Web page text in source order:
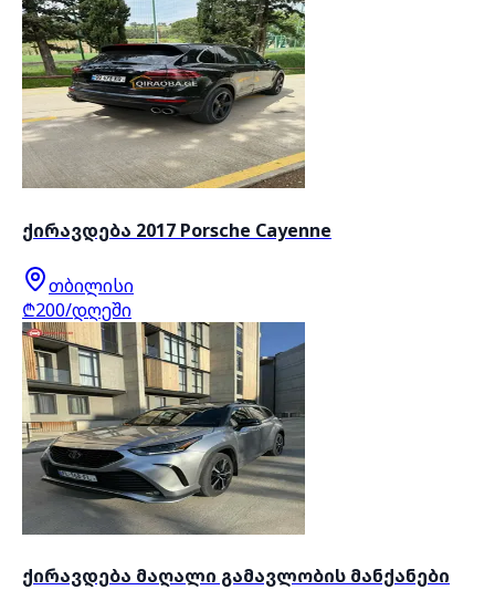
ქირავდება 2017 Porsche Cayenne
თბილისი
₾200/დღეში
ქირავდება მაღალი გამავლობის მანქანები